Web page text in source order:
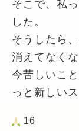
そこで、私
した。
そうしたら
消えてなくな
今苦しいこ
っと新しい
16